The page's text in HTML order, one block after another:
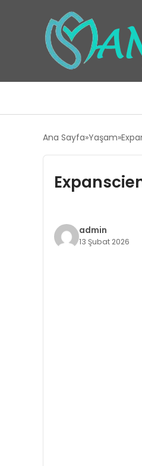
Ana Sayfa Yaşam
admin
13 Şubat 2026